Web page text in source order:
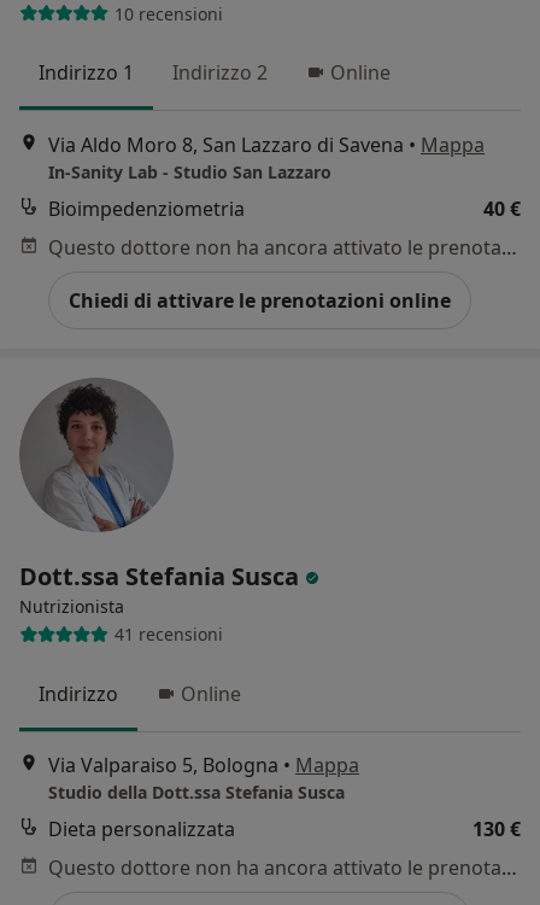
10 recensioni
Indirizzo 1 Indirizzo 2 Online
Via Aldo Moro 8, San Lazzaro di Savena • Mappa
In-Sanity Lab - Studio San Lazzaro
Bioimpedenziometria
40 €
Questo dottore non ha ancora attivato le prenotazioni online presso questo indirizzo.
Chiedi di attivare le prenotazioni online
Dott.ssa Stefania Susca
Nutrizionista
41 recensioni
Indirizzo Online
Via Valparaiso 5, Bologna • Mappa
Studio della Dott.ssa Stefania Susca
Dieta personalizzata
130 €
Questo dottore non ha ancora attivato le prenotazioni online presso questo indirizzo.